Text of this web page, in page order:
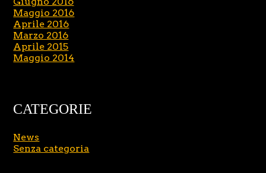
Maggio 2016
Aprile 2016
Marzo 2016
Aprile 2015
Maggio 2014
CATEGORIE
News
Senza categoria